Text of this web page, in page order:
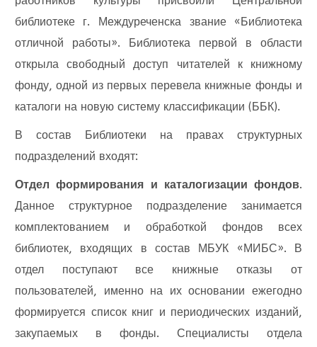
библиотеке г. Междуреченска звание «Библиотека
отличной работы». Библиотека первой в области
открыла свободный доступ читателей к книжному
фонду, одной из первых перевела книжные фонды и
каталоги на новую систему классификации (ББК).
В состав Библиотеки на правах структурных
подразделений входят:
Отдел формирования и каталогизации фондов.
Данное структурное подразделение занимается
комплектованием и обработкой фондов всех
библиотек, входящих в состав МБУК «МИБС». В
отдел поступают все книжные отказы от
пользователей, именно на их основании ежегодно
формируется список книг и периодических изданий,
закупаемых в фонды. Специалисты отдела